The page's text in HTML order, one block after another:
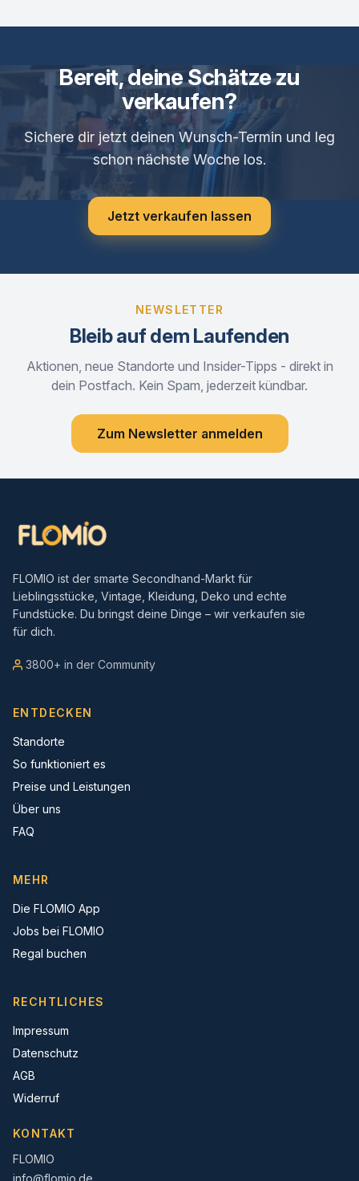
Bereit, deine Schätze zu
verkaufen?
Sichere dir jetzt deinen Wunsch-Termin und leg
schon nächste Woche los.
Jetzt verkaufen lassen
NEWSLETTER
Bleib auf dem Laufenden
Aktionen, neue Standorte und Insider-Tipps - direkt in
dein Postfach. Kein Spam, jederzeit kündbar.
Zum Newsletter anmelden
FLOMIO ist der smarte Secondhand-Markt für
Lieblingsstücke, Vintage, Kleidung, Deko und echte
Fundstücke. Du bringst deine Dinge – wir verkaufen sie
für dich.
3800+ in der Community
ENTDECKEN
Standorte
So funktioniert es
Preise und Leistungen
Über uns
FAQ
MEHR
Die FLOMIO App
Jobs bei FLOMIO
Regal buchen
RECHTLICHES
Impressum
Datenschutz
AGB
Widerruf
KONTAKT
FLOMIO
info@flomio.de